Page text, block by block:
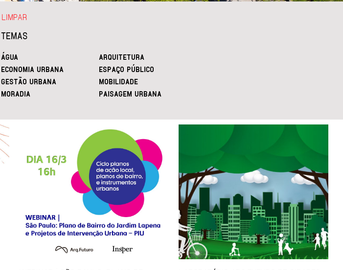
TEMAS
ÁGUA
ARQUITETURA
ECONOMIA URBANA
ESPAÇO PÚBLICO
GESTÃO URBANA
MOBILIDADE
MORADIA
PAISAGEM URBANA
LIMPAR